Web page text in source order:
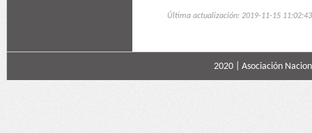
Última actualización: 2019-11-15 11:02:43
2020 | Asociación